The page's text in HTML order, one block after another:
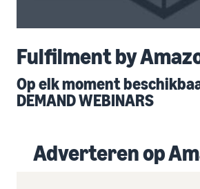
Fulfilment by
Op elk moment
DEMAND WEBINARS
Adverteren op